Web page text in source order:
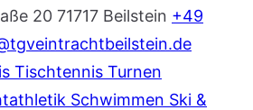
20 71717 Beilstein +49
Tischtennis Turnen
Schwimmen Ski &